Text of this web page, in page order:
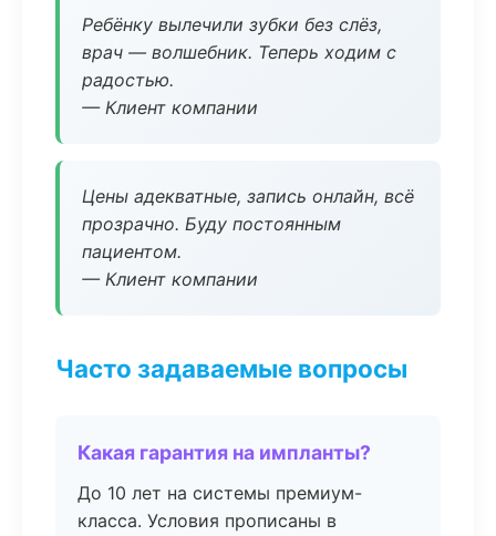
Ребёнку вылечили зубки без слёз,
врач — волшебник. Теперь ходим с
радостью.
— Клиент компании
Цены адекватные, запись онлайн, всё
прозрачно. Буду постоянным
пациентом.
— Клиент компании
Часто задаваемые вопросы
Какая гарантия на импланты?
До 10 лет на системы премиум-
класса. Условия прописаны в